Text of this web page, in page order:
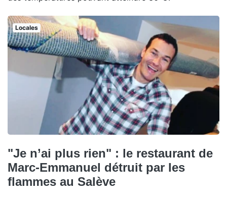
Locales
"Je n’ai plus rien" : le restaurant de
Marc-Emmanuel détruit par les
flammes au Salève